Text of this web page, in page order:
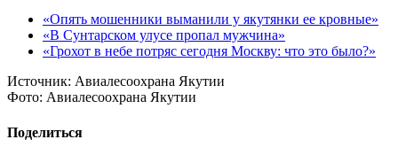
«Опять мошенники выманили у якутянки ее кровные»
«В Сунтарском улусе пропал мужчина»
«Грохот в небе потряс сегодня Москву: что это было?»
Источник: Авиалесоохрана Якутии
Фото: Авиалесоохрана Якутии
Поделиться